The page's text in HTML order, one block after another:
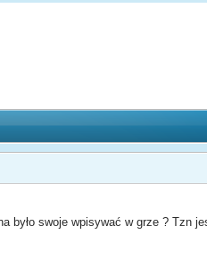
było swoje wpisywać w grze ? Tzn